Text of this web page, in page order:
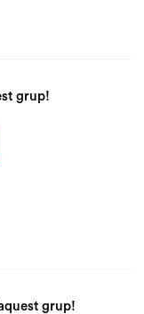
grup!
grup!